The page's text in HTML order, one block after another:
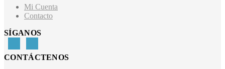
Mi Cuenta
Contacto
SÍGANOS
CONTÁCTENOS